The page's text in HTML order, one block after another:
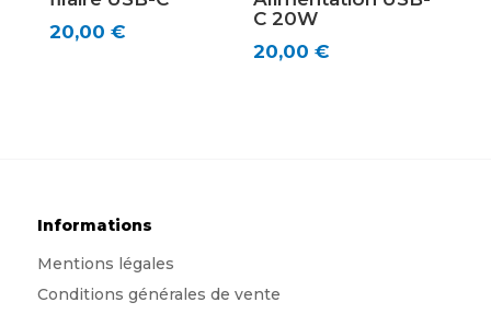
20,00 €
C 20W
20,00€
Informations
Mentions légales
Conditions générales de vente